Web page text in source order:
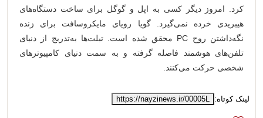
کرد. امروز دیگر کسی به اپل و گوگل برای ساخت دستگاه‌‎های
هیبریدی خرده نمی‌گیرد. گویا رویای مایکروسافت برای زنده‌
نگه‌داشتن روح PC محقق شده است. تبلت‌ها به‌تدریج از دنیای
تلفن‌های هوشمند فاصله گرفته و به سمت دنیای کامپیوترهای
شخصی حرکت می‌کنند.
لینک کوتاه: https://nayzinews.ir/00005L